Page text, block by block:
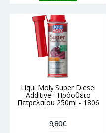
Liqui Moly Super Diesel
Additive - Πρόσθετο
Πετρελαίου 250ml - 1806
9,80€